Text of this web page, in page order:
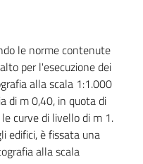
le norme contenute
per l'esecuzione dei
alla scala 1:1.000
di m 0,40, in quota di
curve di livello di m 1.
edifici, è fissata una
alla scala